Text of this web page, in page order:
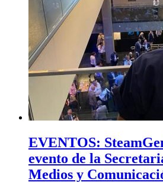
EVENTOS:
evento de la
Medios y